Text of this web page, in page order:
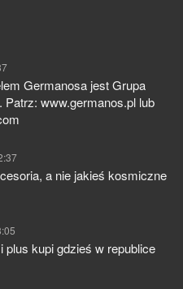
Germanosa jest Grupa
Patrz: www.germanos.pl lub
a nie jakieś kosmiczne
plus kupi gdzieś w republice